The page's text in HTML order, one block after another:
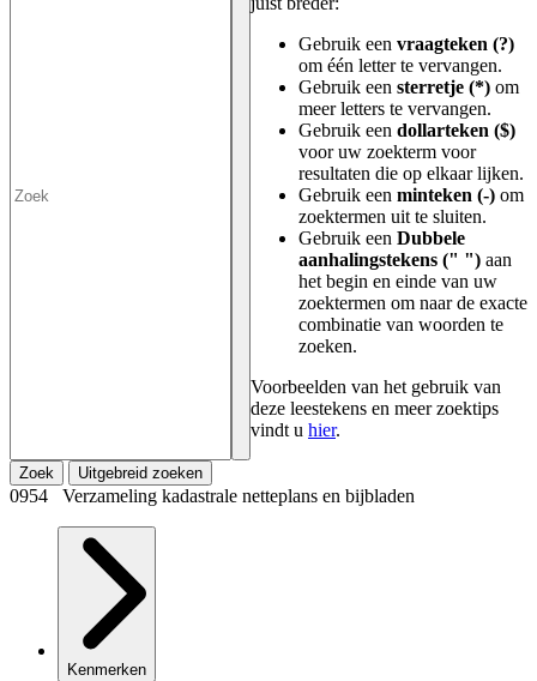
Gebruik een vraagteken (?)
om één letter te vervangen.
Gebruik een sterretje (*) om
meer letters te vervangen.
Gebruik een dollarteken ($)
voor uw zoekterm voor
resultaten die op elkaar lijken.
Gebruik een minteken (-) om
zoektermen uit te sluiten.
Gebruik een Dubbele
aanhalingstekens (" ") aan
het begin en einde van uw
zoektermen om naar de exacte
combinatie van woorden te
zoeken.
Voorbeelden van het gebruik van
deze leestekens en meer zoektips
vindt u hier.
Zoek Uitgebreid zoeken
0954 Verzameling kadastrale netteplans en bijbladen
Kenmerken